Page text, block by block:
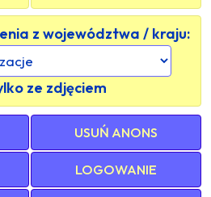
z województwa / kraju:
ze zdjęciem
USUŃ ANONS
LOGOWANIE